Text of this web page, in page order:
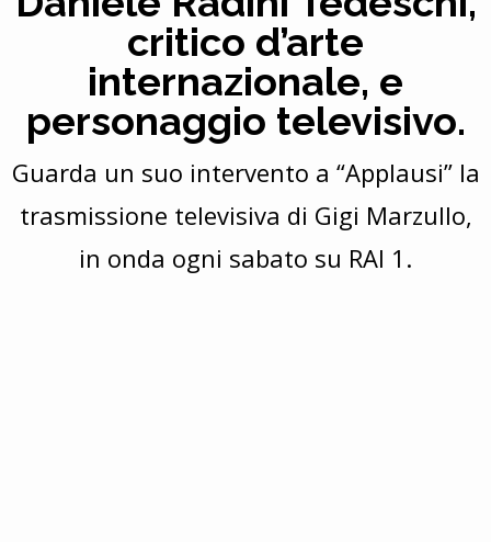
critico d’arte
internazionale, e
personaggio televisivo.
Guarda un suo intervento a “Applausi” la
trasmissione televisiva di Gigi Marzullo,
in onda ogni sabato su RAI 1.